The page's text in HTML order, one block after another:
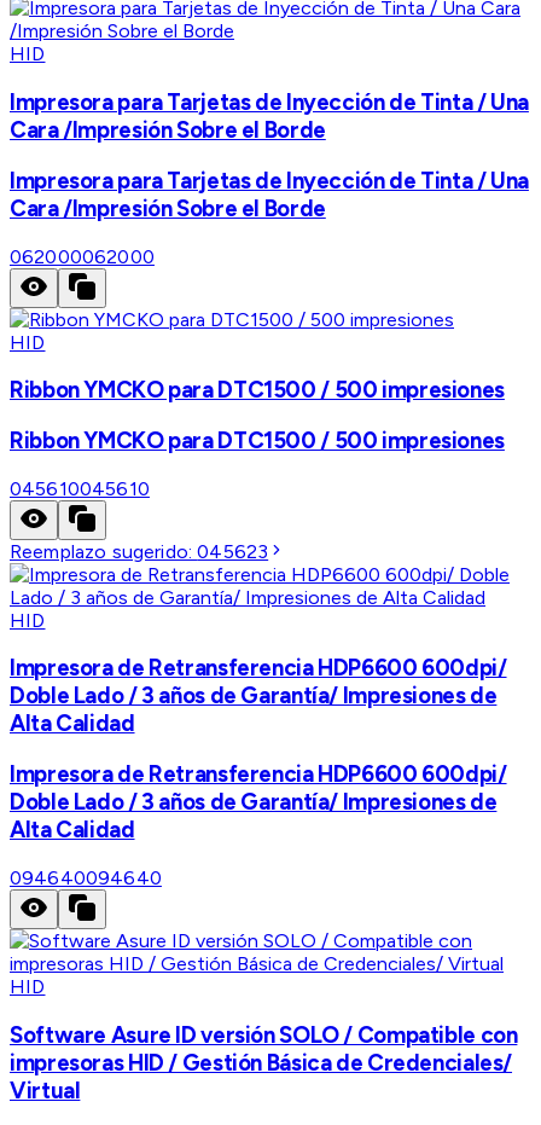
HID
Impresora para Tarjetas de Inyección de Tinta / Una
Cara /Impresión Sobre el Borde
Impresora para Tarjetas de Inyección de Tinta / Una
Cara /Impresión Sobre el Borde
062000062000
HID
Ribbon YMCKO para DTC1500 / 500 impresiones
Ribbon YMCKO para DTC1500 / 500 impresiones
045610045610
Reemplazo sugerido:045623
HID
Impresora de Retransferencia HDP6600 600dpi/
Doble Lado / 3 años de Garantía/ Impresiones de
Alta Calidad
Impresora de Retransferencia HDP6600 600dpi/
Doble Lado / 3 años de Garantía/ Impresiones de
Alta Calidad
094640094640
HID
Software Asure ID versión SOLO / Compatible con
impresoras HID / Gestión Básica de Credenciales/
Virtual